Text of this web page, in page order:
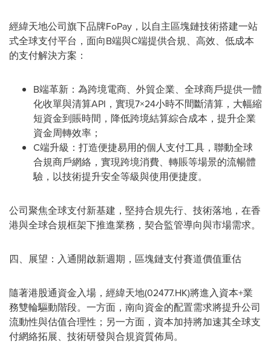
經緯天地公司旗下品牌FoPay，以自主區塊鏈技術搭建一站
式全球支付平台，面向B端與C端提供合規、高效、低成本
的支付解決方案：
B端革新：為跨境電商、外貿企業、全球商戶提供一體
化收單與清算API，實現7×24小時不間斷清算，大幅縮
短資金到賬時間，降低跨境結算綜合成本，提升企業
資金周轉效率；
C端升級：打造便捷易用的個人支付工具，聯動全球
合規商戶網絡，實現跨境消費、轉賬等場景的流暢體
驗，以技術提升安全等級與使用便捷度。
公司聚焦全球支付新基建，堅持合規先行、技術落地，在香
港與全球合規框架下推進業務，契合監管導向與市場需求。
四、展望：入通開啟新週期，區塊鏈支付賽道價值重估
隨著港股通資金入場，經緯天地(02477.HK)將進入資本+業
務雙輪驅動階段。一方面，南向資金的配置需求將提升公司
流動性與估值合理性；另一方面，資本加持將加速其全球支
付網絡拓展、技術研發與合規資質佈局。